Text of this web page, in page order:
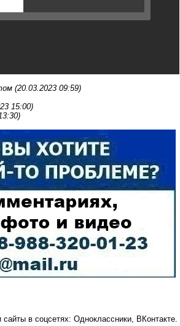
(20.03.2023 09:59)
15:00)
сайты в соцсетях: Одноклассники, ВКонтакте